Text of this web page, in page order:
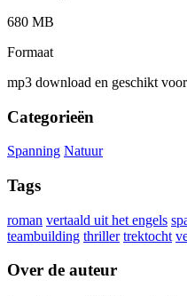
680 MB
Formaat
mp3 download en geschikt
Categorieën
Spanning Natuur
Tags
roman vertaald uit het engels
teambuilding thriller trektocht
Over de auteur